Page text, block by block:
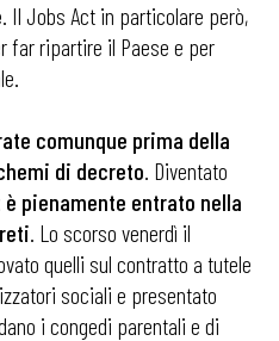
. Il Jobs Act in particolare però,
far ripartire il Paese e per
comunque prima della
di decreto. Diventato
è pienamente entrato nella
. Lo scorso venerdì il
quelli sul contratto a tutele
sociali e presentato
i congedi parentali e di